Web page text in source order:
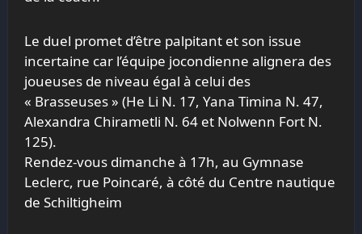
Le duel promet d’être palpitant et son issue
incertaine car l’équipe jocondienne alignera des
joueuses de niveau égal à celui des
« Brasseuses » (He Li N. 17, Yana Timina N. 47,
Alexandra Chirametli N. 64 et Nolwenn Fort N.
125).
Rendez-vous dimanche à 17h, au Gymnase
Leclerc, rue Poincaré, à côté du Centre nautique
de Schiltigheim